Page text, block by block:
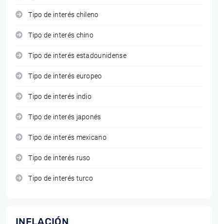
Tipo de interés chileno
Tipo de interés chino
Tipo de interés estadounidense
Tipo de interés europeo
Tipo de interés indio
Tipo de interés japonés
Tipo de interés mexicano
Tipo de interés ruso
Tipo de interés turco
INFLACIÓN